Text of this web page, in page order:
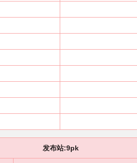
发布站:9pk